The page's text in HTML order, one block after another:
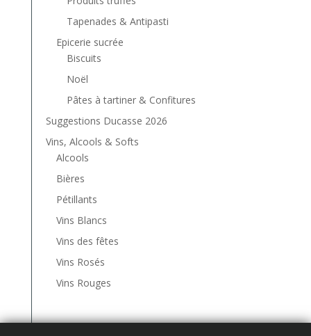
Tapenades & Antipasti
Epicerie sucrée
Biscuits
Noël
Pâtes à tartiner & Confitures
Suggestions Ducasse 2026
Vins, Alcools & Softs
Alcools
Bières
Pétillants
Vins Blancs
Vins des fêtes
Vins Rosés
Vins Rouges